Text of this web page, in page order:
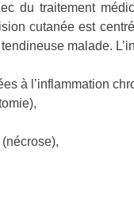
du traitement
cutanée est
malade.
à l’inflammation